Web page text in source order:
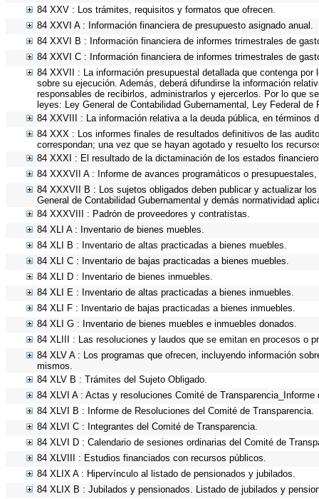
84 XXV : Los trámites, requisitos y formatos que ofrecen.
84 XXVI A : Información financiera de presupuesto asignado anual.
84 XXVI B : Información financiera de informes trimestrales de
84 XXVI C : Información financiera de informes trimestrales de
84 XXVII : La información presupuestal detallada que contenga
sobre su ejecución. Además, deberá difundirse la información
responsables de recibirlos, administrarlos y ejercerlos. Por lo que
leyes: Ley General de Contabilidad Gubernamental, Ley Federal
84 XXVIII : La información relativa a la deuda pública, en términos
84 XXX : Los informes finales de resultados definitivos de las
correspondan; una vez que se hayan agotado y resuelto los
84 XXXI : El resultado de la dictaminación de los estados
84 XXXVII A : Informe de avances programáticos o
84 XXXVII B : Los sujetos obligados deben publicar y actualizar
General de Contabilidad Gubernamental y demás normatividad
84 XXXVIII : Padrón de proveedores y contratistas.
84 XLI A : Inventario de bienes muebles.
84 XLI B : Inventario de altas practicadas a bienes muebles.
84 XLI C : Inventario de bajas practicadas a bienes muebles.
84 XLI D : Inventario de bienes inmuebles.
84 XLI E : Inventario de altas practicadas a bienes inmuebles.
84 XLI F : Inventario de bajas practicadas a bienes inmuebles.
84 XLI G : Inventario de bienes muebles e inmuebles donados.
84 XLIII : Las resoluciones y laudos que se emitan en procesos o
84 XLV A : Los programas que ofrecen, incluyendo información
mismos.
84 XLV B : Trámites del Sujeto Obligado.
84 XLVI A : Actas y resoluciones Comité de
84 XLVI B : Informe de Resoluciones del Comité de Transparencia.
84 XLVI C : Integrantes del Comité de Transparencia.
84 XLVI D : Calendario de sesiones ordinarias del Comité de
84 XLVIII : Estudios financiados con recursos públicos.
84 XLIX A : Hipervínculo al listado de pensionados y jubilados.
84 XLIX B : Jubilados y pensionados. Listado de jubilados y